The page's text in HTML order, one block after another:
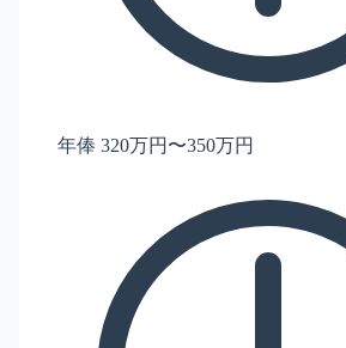
年俸 320万円〜350万円